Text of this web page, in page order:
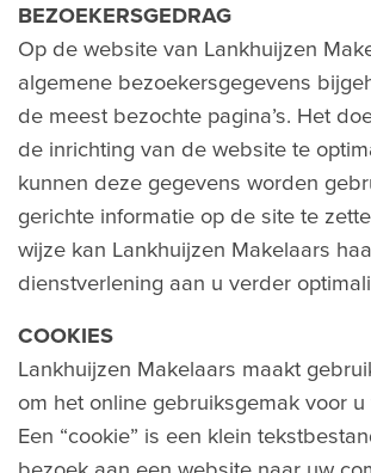
BEZOEKERSGEDRAG
Op de website van Lankhuijzen
algemene bezoekersgegevens
de meest bezochte pagina’s. Het
de inrichting van de website te
kunnen deze gegevens worden
gerichte informatie op de site te
wijze kan Lankhuijzen Makelaars
dienstverlening aan u verder
COOKIES
Lankhuijzen Makelaars maakt
om het online gebruiksgemak voor u
Een “cookie” is een klein